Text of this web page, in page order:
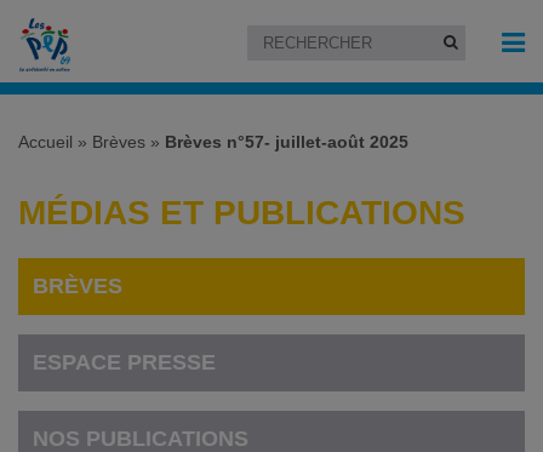
Accueil » Brèves » Brèves n°57- juillet-août 2025
MÉDIAS ET PUBLICATIONS
BRÈVES
ESPACE PRESSE
NOS PUBLICATIONS